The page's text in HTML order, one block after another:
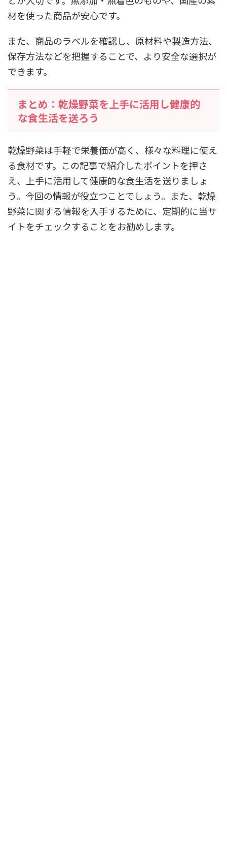
材を使った商品が安心です。
また、商品のラベルを確認し、原材料や製造方法、
保存方法などを把握することで、より安全な選択が
できます。
まとめ：乾燥野菜を上手に活用し健康的
な食生活を送ろう
乾燥野菜は手軽で栄養価が高く、様々な料理に使え
る食材です。この記事で紹介したポイントを押さ
え、上手に活用して健康的な食生活を送りましょ
う。今回の情報が役立つことでしょう。また、乾燥
野菜に関する情報を入手するために、定期的に当サ
イトをチェックすることをお勧めします。